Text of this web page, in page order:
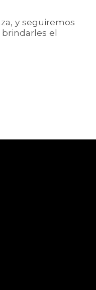
y seguiremos
el